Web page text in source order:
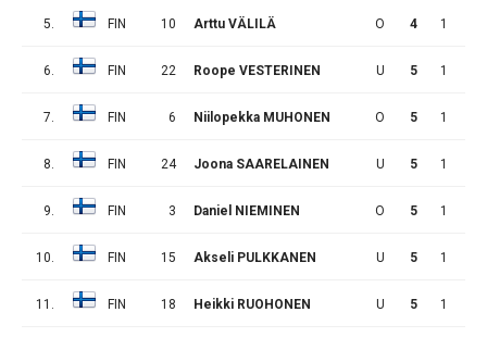
5. FIN 10 Arttu VÄLILÄ O 4 1
6. FIN 22 Roope VESTERINEN U 5 1
7. FIN 6 Niilopekka MUHONEN O 5 1
8. FIN 24 Joona SAARELAINEN U 5 1
9. FIN 3 Daniel NIEMINEN O 5 1
10. FIN 15 Akseli PULKKANEN U 5 1
11. FIN 18 Heikki RUOHONEN U 5 1